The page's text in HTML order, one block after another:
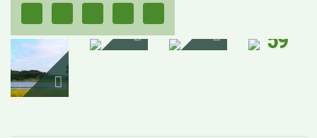
59
IMAGENS